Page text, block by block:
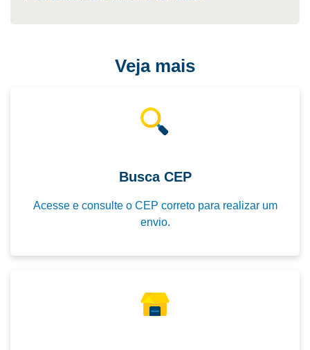
Veja mais
Busca CEP
Acesse e consulte o CEP correto para realizar um
envio.